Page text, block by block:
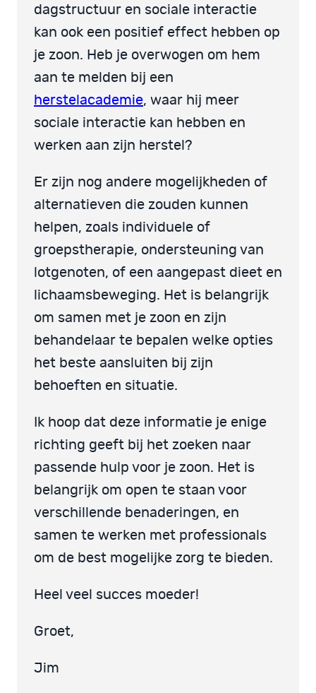
dagstructuur en sociale interactie
kan ook een positief effect hebben op
je zoon. Heb je overwogen om hem
aan te melden bij een
herstelacademie, waar hij meer
sociale interactie kan hebben en
werken aan zijn herstel?
Er zijn nog andere mogelijkheden of
alternatieven die zouden kunnen
helpen, zoals individuele of
groepstherapie, ondersteuning van
lotgenoten, of een aangepast dieet en
lichaamsbeweging. Het is belangrijk
om samen met je zoon en zijn
behandelaar te bepalen welke opties
het beste aansluiten bij zijn
behoeften en situatie.
Ik hoop dat deze informatie je enige
richting geeft bij het zoeken naar
passende hulp voor je zoon. Het is
belangrijk om open te staan voor
verschillende benaderingen, en
samen te werken met professionals
om de best mogelijke zorg te bieden.
Heel veel succes moeder!
Groet,
Jim